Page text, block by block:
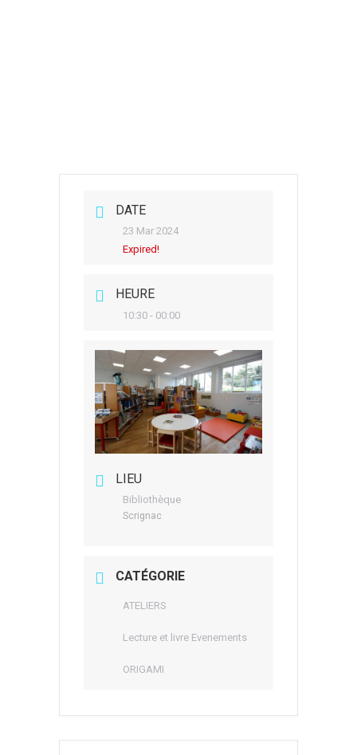
DATE
23 Mar 2024
Expired!
HEURE
10:30 - 00:00
LIEU
Bibliothèque
Scrignac
CATÉGORIE
ATELIERS
Lecture et livre Evenements
ORIGAMI